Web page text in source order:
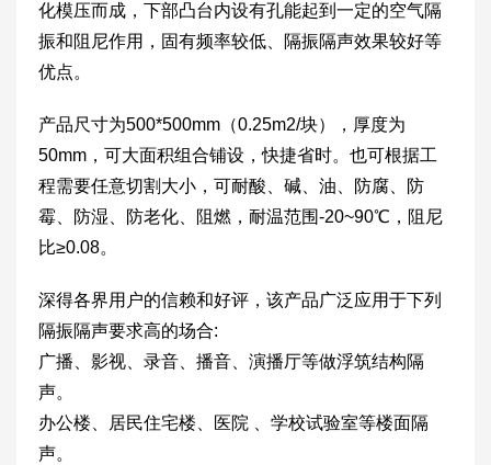
化模压而成，下部凸台内设有孔能起到一定的空气隔
振和阻尼作用，固有频率较低、隔振隔声效果较好等
优点。
产品尺寸为500*500mm（0.25m2/块），厚度为
50mm，可大面积组合铺设，快捷省时。也可根据工
程需要任意切割大小，可耐酸、碱、油、防腐、防
霉、防湿、防老化、阻燃，耐温范围-20~90℃，阻尼
比≥0.08。
深得各界用户的信赖和好评，该产品广泛应用于下列
隔振隔声要求高的场合:
广播、影视、录音、播音、演播厅等做浮筑结构隔
声。
办公楼、居民住宅楼、医院 、学校试验室等楼面隔
声。